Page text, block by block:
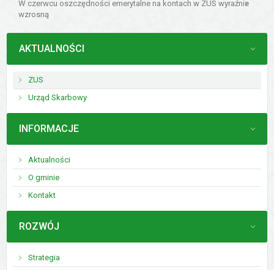
W czerwcu oszczędności emerytalne na kontach w ZUS wyraźnie
wzrosną
MENU
AKTUALNOŚCI
ZUS
Urząd Skarbowy
MENU
INFORMACJE
Aktualności
O gminie
Kontakt
MENU
ROZWÓJ
Strategia